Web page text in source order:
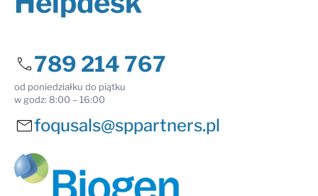
call789 214 767
od poniedziałku do piątku
w godz: 8:00 – 16:00
mailfoqusals@sppartners.pl